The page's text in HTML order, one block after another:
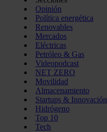
Opinión
Política energética
Renovables
Mercados
Eléctricas
Petróleo & Gas
Videopodcast
NET ZERO
Movilidad
Almacenamiento
Startups & Innovación
Hidrógeno
Top 10
Tech